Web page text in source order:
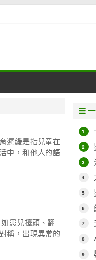
泌尿科
精神病
骨科
心血管
遲緩是指兒童在
中，和他人的語
患兒擡頭、翻
稱，出現異常的
1
2
3
4
5
6
7
8
9